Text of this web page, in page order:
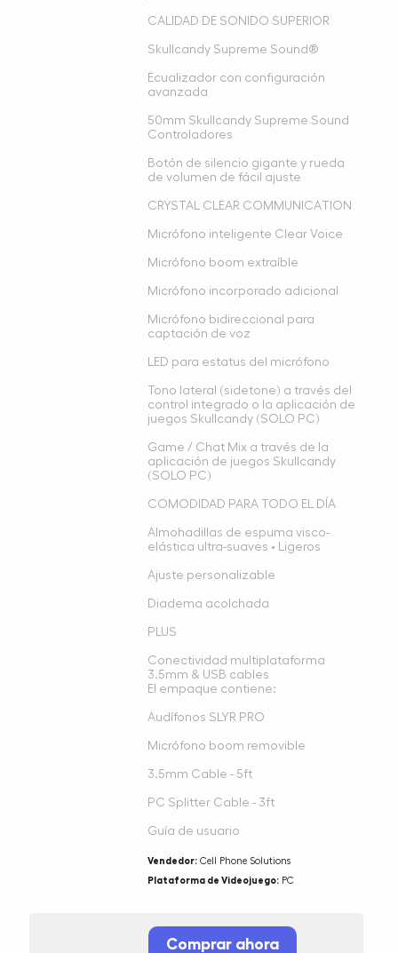
CALIDAD DE SONIDO SUPERIOR
Skullcandy Supreme Sound®
Ecualizador con configuración
avanzada
50mm Skullcandy Supreme Sound
Controladores
Botón de silencio gigante y rueda
de volumen de fácil ajuste
CRYSTAL CLEAR COMMUNICATION
Micrófono inteligente Clear Voice
Micrófono boom extraíble
Micrófono incorporado adicional
Micrófono bidireccional para
captación de voz
LED para estatus del micrófono
Tono lateral (sidetone) a través del
control integrado o la aplicación de
juegos Skullcandy (SOLO PC)
Game / Chat Mix a través de la
aplicación de juegos Skullcandy
(SOLO PC)
COMODIDAD PARA TODO EL DÍA
Almohadillas de espuma visco-
elástica ultra-suaves • Ligeros
Ajuste personalizable
Diadema acolchada
PLUS
Conectividad multiplataforma
3.5mm & USB cables
El empaque contiene:
Audífonos SLYR PRO
Micrófono boom removible
3.5mm Cable - 5ft
PC Splitter Cable - 3ft
Guía de usuario
Vendedor: Cell Phone Solutions
Plataforma de Videojuego: PC
Comprar ahora